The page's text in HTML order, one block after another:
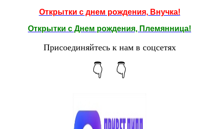
Открытки с днем рождения, Внучка!
Открытки с Днем рождения, Племянница!
Присоединяйтесь к нам в соцсетях
👇 👇